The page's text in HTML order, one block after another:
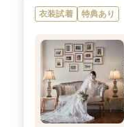
8/9(日)
衣装試着 特典あり